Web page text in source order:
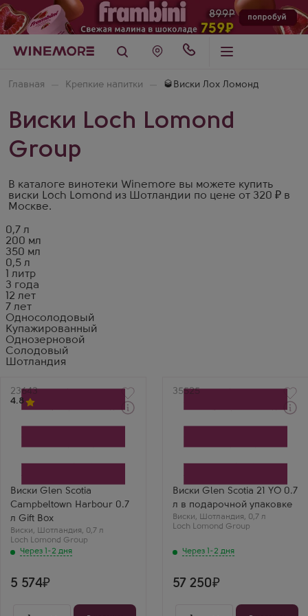
Главная Крепкие напитки 🥃Виски Лох Ломонд
Виски Loch Lomond
Group
В каталоге винотеки Winemore вы можете купить
виски Loch Lomond из Шотландии по цене от 320 ₽ в
Москве.
0,7 л
200 мл
350 мл
0,5 л
1 литр
3 года
12 лет
7 лет
Односолодовый
Купажированный
Однозерновой
Солодовый
Шотландия
Артикул
23643
4.8
Виски Glen Scotia
Campbeltown Harbour 0.7
л Gift Box
Виски, Шотландия, 0,7 л
Loch Lomond Group
Через 1-2 дня
Харбор в подарочной
Бренд
Glen Scotia
Регион
Кэмпбелтаун
Илья
Glen Scotia
Campbeltown Gift
Box — необычный!
морской характер,
но очень
5 574
Артикул
35525
Виски Glen Scotia 21 YO 0.7
л в подарочной упаковке
Виски, Шотландия, 0,7 л
Loch Lomond Group
Через 1-2 дня
подарочной коробке
Кэмпбелтаун
21 год
57 250